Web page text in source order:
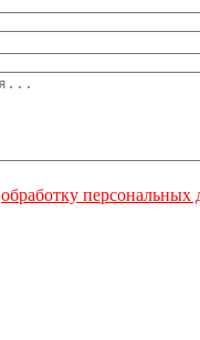
обработку персональных